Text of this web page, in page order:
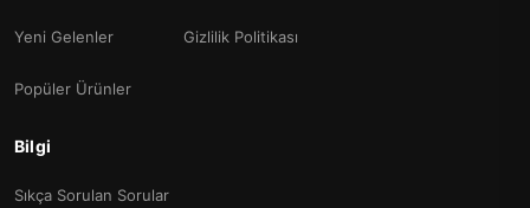
Yeni Gelenler
Popüler Ürünler
Gizlilik Politikası
Bilgi
Sıkça Sorulan Sorular